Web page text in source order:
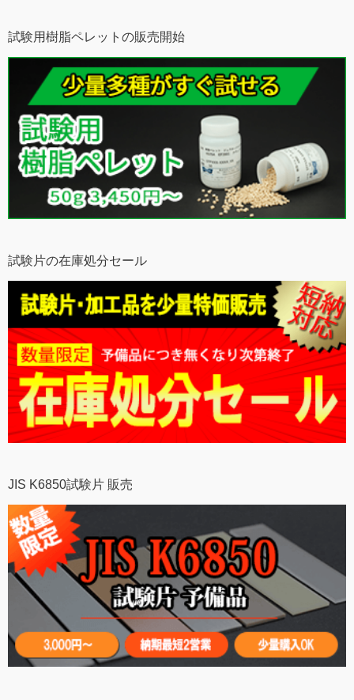
試験用樹脂ペレットの販売開始
試験片の在庫処分セール
JIS K6850試験片 販売